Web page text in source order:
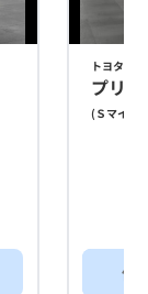
トヨタ
プリ
( Ｓマイコ
他